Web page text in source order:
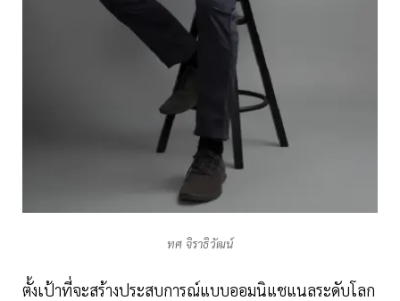
ทศ จิราธิวัฒน์
ตั้งเป้าที่จะสร้างประสบการณ์แบบออมนิแชแนลระดับโลก